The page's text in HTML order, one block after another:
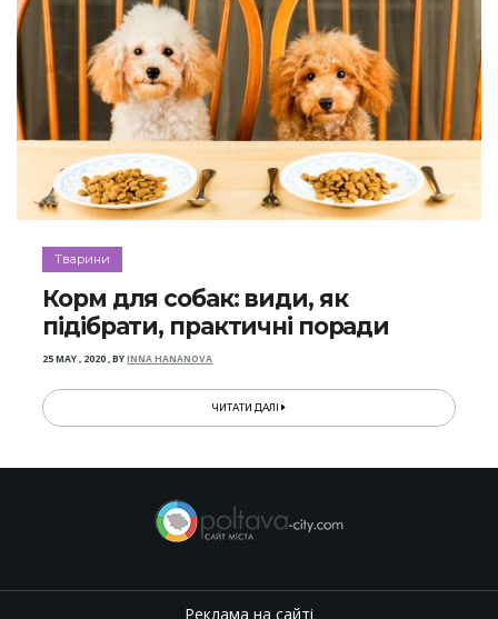
Тварини
Корм для собак: види, як
підібрати, практичні поради
25 MAY , 2020,BYINNA HANANOVA
ЧИТАТИ ДАЛІ
Реклама на сайті